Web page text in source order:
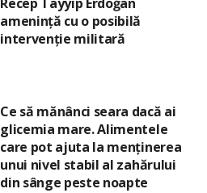
amenință cu o posibilă
intervenție militară
Ce să mănânci seara dacă ai
glicemia mare. Alimentele
care pot ajuta la menținerea
unui nivel stabil al zahărului
din sânge peste noapte